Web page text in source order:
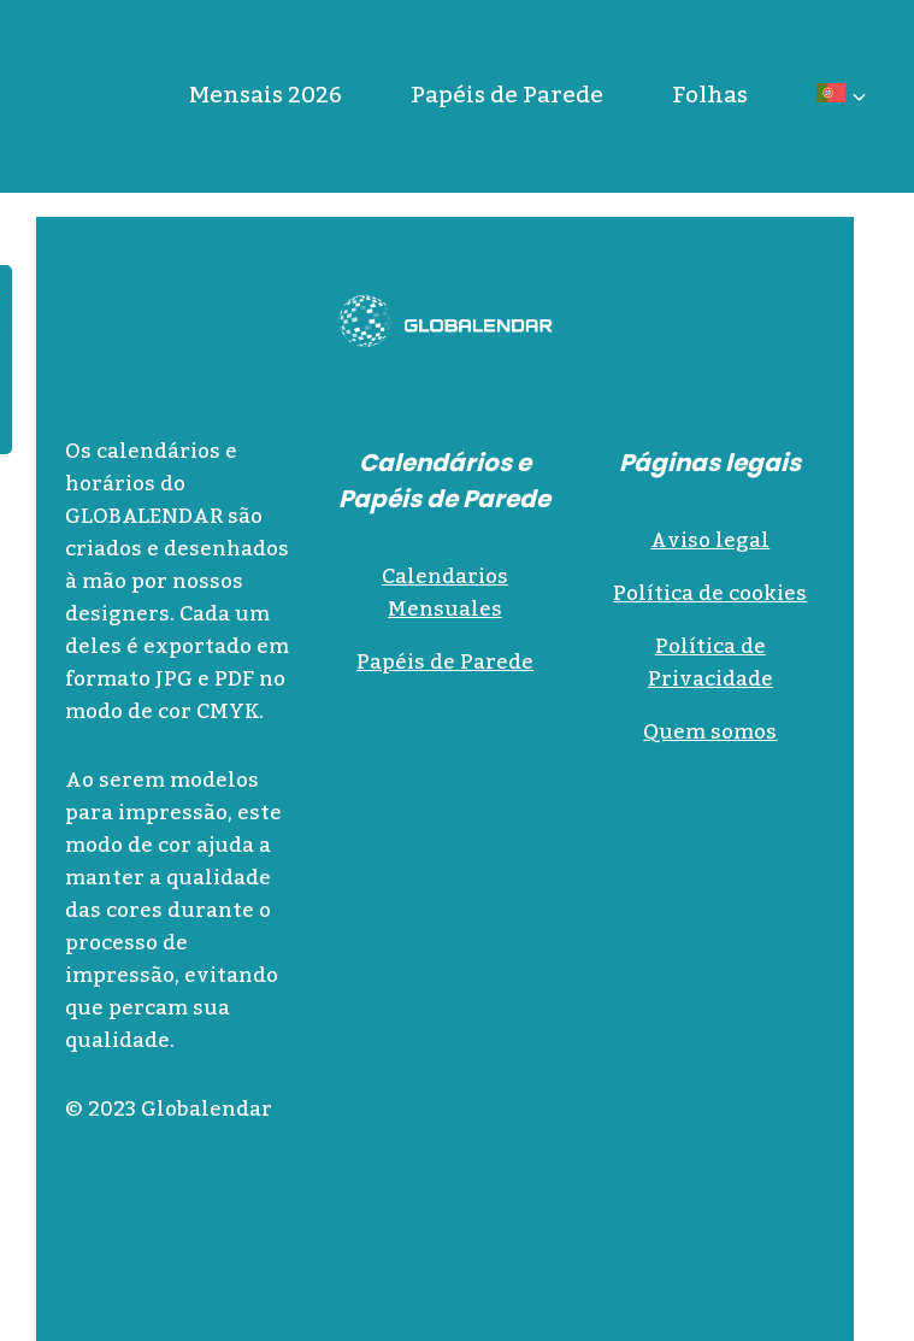
Mensais 2026 Papéis de Parede Folhas
Os calendários e
horários do
GLOBALENDAR são
criados e desenhados
à mão por nossos
designers. Cada um
deles é exportado em
formato JPG e PDF no
modo de cor CMYK.
Ao serem modelos
para impressão, este
modo de cor ajuda a
manter a qualidade
das cores durante o
processo de
impressão, evitando
que percam sua
qualidade.
© 2023 Globalendar
Calendários e
Papéis de Parede
Calendarios
Mensuales
Papéis de Parede
Páginas legais
Aviso legal
Política de cookies
Política de
Privacidade
Quem somos